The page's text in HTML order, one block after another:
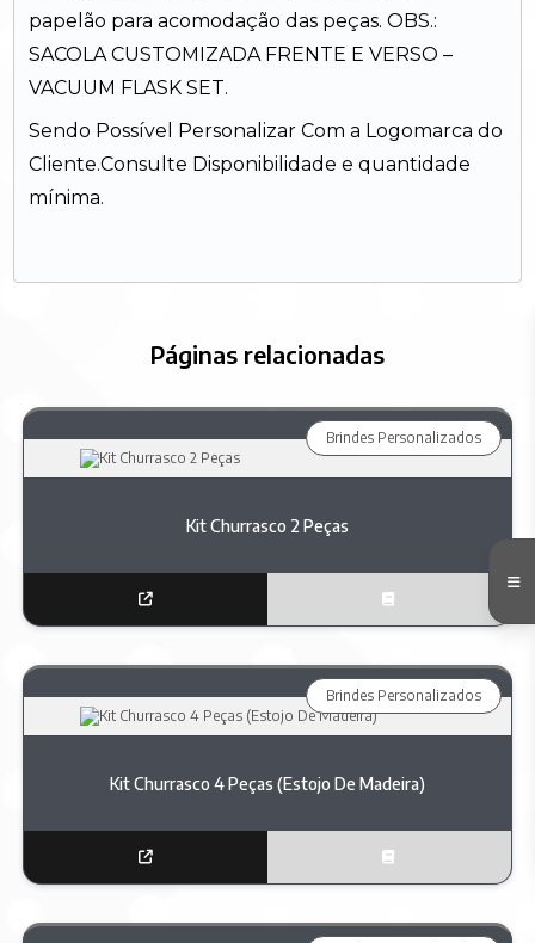
papelão para acomodação das peças. OBS.:
SACOLA CUSTOMIZADA FRENTE E VERSO –
VACUUM FLASK SET.
Sendo Possível Personalizar Com a Logomarca do
Cliente.Consulte Disponibilidade e quantidade
mínima.
Páginas relacionadas
Kit Churrasco 2 Peças
Brindes Personalizados
Kit Churrasco 4 Peças (Estojo De Madeira)
Brindes Personalizados